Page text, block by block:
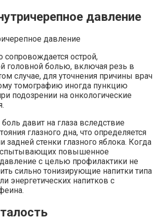
давление
сопровождается острой,
головной болью, включая резь в
случае, для уточнения причины врач
томографию иногда пункцию
подозрении на онкологические
давит на глаза вследствие
глазного дна, что определяется
задней стенки глазного яблока. Когда
повышенное
с целью профилактики не
сильно тонизирующие напитки типа
энергетических напитков с